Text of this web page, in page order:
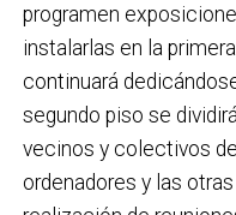
programen
instalarlas en la
continuará
segundo piso se
vecinos y colectivos
ordenadores y las